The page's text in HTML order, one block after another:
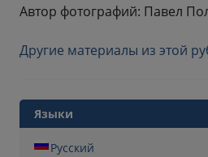
Автор фотографий: Павел
Другие материалы из этой
Языки
Русский